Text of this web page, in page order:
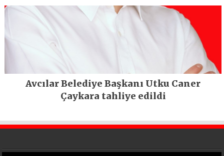
Avcılar Belediye Başkanı Utku Caner
Çaykara tahliye edildi